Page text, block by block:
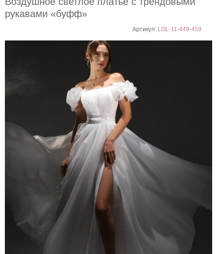
рукавами «буфф»
Артикул: LOL-11-449-459